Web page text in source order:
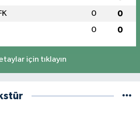
0 0
0 0
için tıklayın